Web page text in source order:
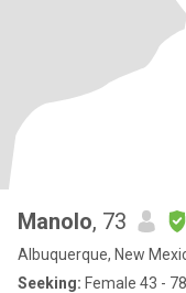
Manolo, 73
Albuquerque, New
Seeking: Female 43 - 78